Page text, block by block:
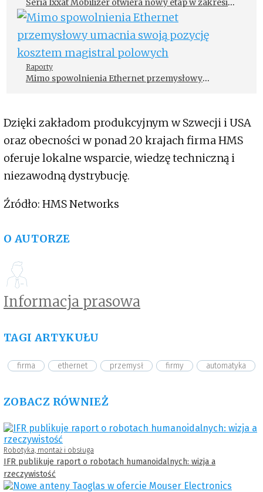
Seria Ixxat Mobilizer otwiera nowy etap w zakresie
testów i kontroli jakości w branży motoryzacyjnej
Raporty
Mimo spowolnienia Ethernet przemysłowy
Dzięki zakładom produkcyjnym w Szwecji i USA
oraz obecności w ponad 20 krajach firma HMS
oferuje lokalne wsparcie, wiedzę techniczną i
niezawodną dystrybucję.
Źródło: HMS Networks
O AUTORZE
Informacja prasowa
TAGI ARTYKUŁU
firma ethernet przemysł firmy automatyka
ZOBACZ RÓWNIEŻ
Robotyka, montaż i obsługa
IFR publikuje raport o robotach humanoidalnych: wizja a
rzeczywistość